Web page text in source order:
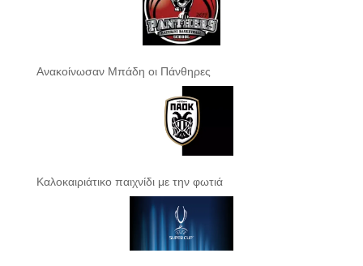
Ανακοίνωσαν Μπάδη οι Πάνθηρες
Καλοκαιριάτικο παιχνίδι με την φωτιά